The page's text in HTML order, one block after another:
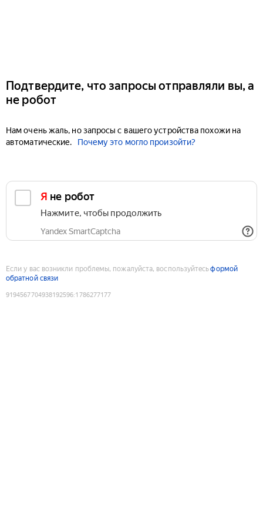
Подтвердите, что запросы отправляли вы, а
не робот
Нам очень жаль, но запросы с вашего устройства похожи на
автоматические.
Почему это могло произойти?
Я не робот
Нажмите, чтобы продолжить
Yandex SmartCaptcha
Если у вас возникли проблемы, пожалуйста, воспользуйтесьформой
обратной связи
9194567704938192596:1786277177